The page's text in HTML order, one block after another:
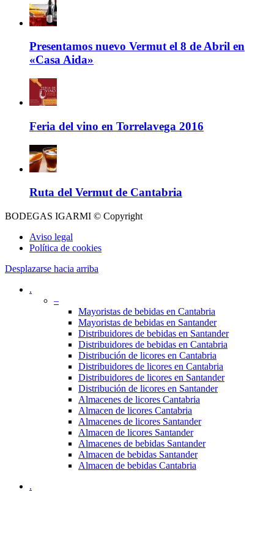
Presentamos nuevo Vermut el 8 de Abril en
«Casa Aida»
Feria del vino en Torrelavega 2016
Ruta del Vermut de Cantabria
BODEGAS IGARMI © Copyright
Aviso legal
Política de cookies
Desplazarse hacia arriba
.
–
Mayoristas de bebidas en Cantabria
Mayoristas de bebidas en Santander
Distribuidores de bebidas en Santander
Distribuidores de bebidas en Cantabria
Distribución de licores en Cantabria
Distribuidores de licores en Cantabria
Distribuidores de licores en Santander
Distribución de licores en Santander
Almacenes de licores Cantabria
Almacen de licores Cantabria
Almacenes de licores Santander
Almacen de licores Santander
Almacenes de bebidas Santander
Almacen de bebidas Santander
Almacen de bebidas Cantabria
.